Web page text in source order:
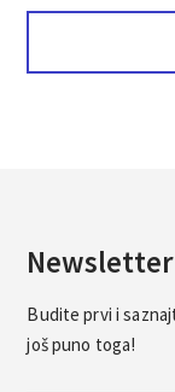
Newsletter
Budite prvi i
još puno toga!